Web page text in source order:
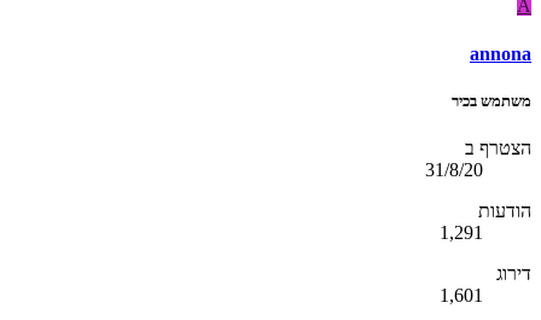
A
annona
משתמש בכיר
הצטרף ב
31/8/20
הודעות
1,291
דירוג
1,601